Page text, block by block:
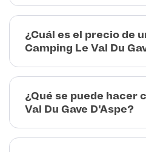
¿Cuál es el precio de
Camping Le Val Du
¿Qué se puede hacer
Val Du Gave D'Aspe?